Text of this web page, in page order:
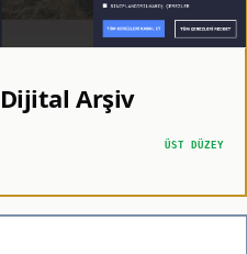
Dijital Arşiv
ÜST DÜZEY